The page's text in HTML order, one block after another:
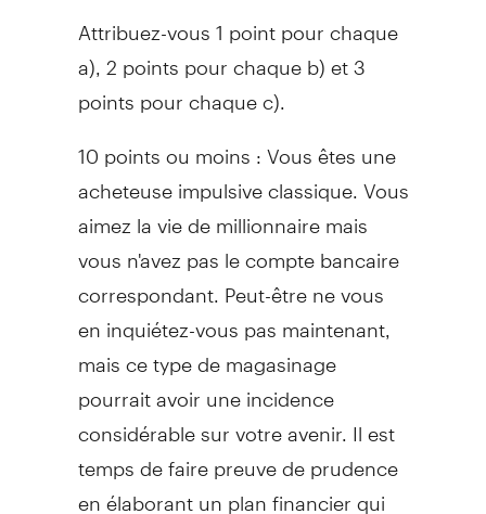
Attribuez-vous 1 point pour chaque
a), 2 points pour chaque b) et 3
points pour chaque c).
10 points ou moins : Vous êtes une
acheteuse impulsive classique. Vous
aimez la vie de millionnaire mais
vous n'avez pas le compte bancaire
correspondant. Peut-être ne vous
en inquiétez-vous pas maintenant,
mais ce type de magasinage
pourrait avoir une incidence
considérable sur votre avenir. Il est
temps de faire preuve de prudence
en élaborant un plan financier qui